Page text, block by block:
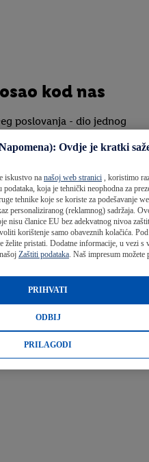
kod nas
poslovanja - dio jednog
onim što jesmo.
pozicija
rodu obuhvataju bez
rodu​.
Ovdje je kratki
iskustvo na našoj web stranici , koristimo
koja je tehnički neophodna za
tehnike koje se koriste za podešavanje
personaliziranog (reklamnog) sadržaja.
nisu članice EU bez adekvatnog nivoa
korištenje samo obaveznih kolačića.
želite pristati. Dodatne informacije, u vezi s
Zaštiti podataka . Naš impresum
ODBIJ
PRIHVATI
PRILAGODI